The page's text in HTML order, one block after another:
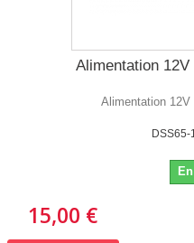
Alimentation
Alimentation
DSS65-
15,00 €